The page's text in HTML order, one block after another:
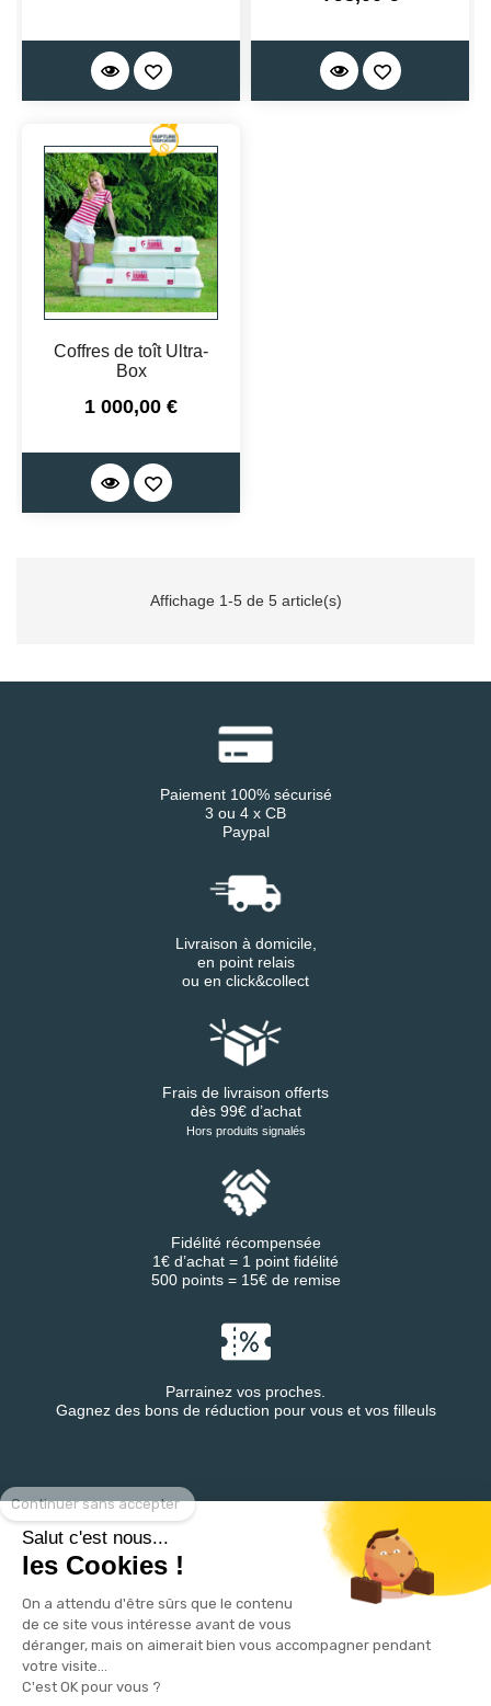
Salut c'est nous...
les Cookies !
On a attendu d'être sûrs que le contenu
de ce site vous intéresse avant de vous
déranger, mais on aimerait bien vous accompagner pendant
votre visite...
C'est OK pour vous ?
Coffres de toît Ultra-
Box
Prix
1 000,00 €
Affichage 1-5 de 5 article(s)
Paiement 100% sécurisé
3 ou 4 x CB
Paypal
Livraison à domicile,
en point relais
ou en click&collect
Frais de livraison offerts
dès 99€ d’achat
Hors produits signalés
Fidélité récompensée
1€ d’achat = 1 point fidélité
500 points = 15€ de remise
Parrainez vos proches.
Gagnez des bons de réduction pour vous et vos filleuls
Retrouvez DESTINEA® sur